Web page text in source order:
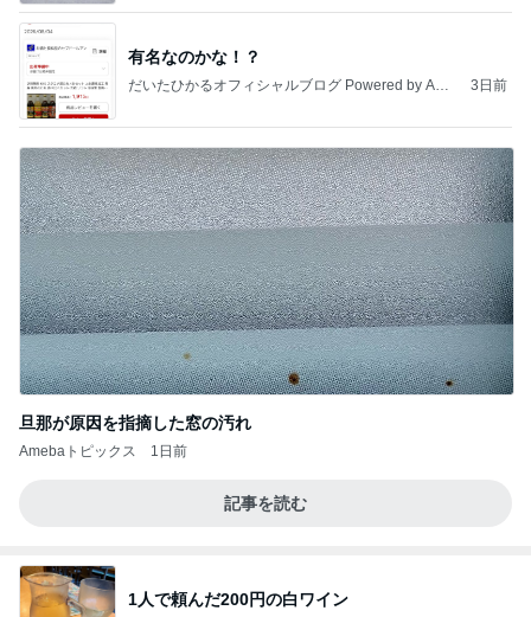
有名なのかな！？
だいたひかるオフィシャルブログ Powered by Ame
3日前
旦那が原因を指摘した窓の汚れ
Amebaトピックス 1日前
記事を読む
1人で頼んだ200円の白ワイン